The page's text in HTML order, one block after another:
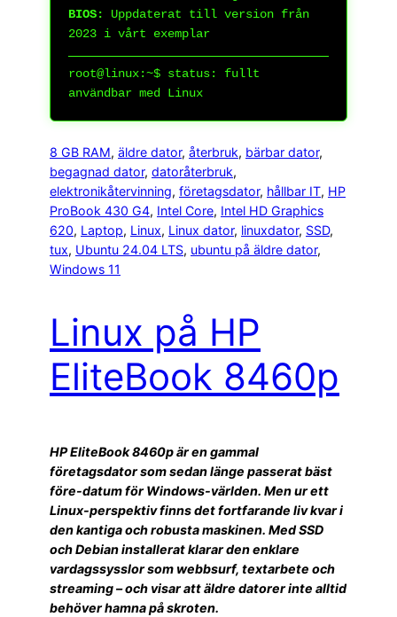
BIOS:
Uppdaterat till version från
2023 i vårt exemplar
root@linux:~$ status: fullt
användbar med Linux
8 GB RAM, äldre dator, återbruk, bärbar dator
begagnad dator, datoråterbruk
elektronikåtervinning, företagsdator, hållbar IT, HP
ProBook 430 G4, Intel Core, Intel HD Graphics
620, Laptop, Linux, Linux dator, linuxdator, SSD
tux, Ubuntu 24.04 LTS, ubuntu på äldre dator
Windows 11
Linux på HP
EliteBook 8460p
HP EliteBook 8460p är en gammal
företagsdator som sedan länge passerat bäst
före-datum för Windows-världen. Men ur ett
Linux-perspektiv finns det fortfarande liv kvar i
den kantiga och robusta maskinen. Med SSD
och Debian installerat klarar den enklare
vardagssysslor som webbsurf, textarbete och
streaming – och visar att äldre datorer inte alltid
behöver hamna på skroten.